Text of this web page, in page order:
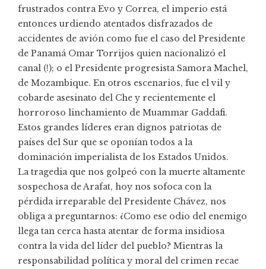
frustrados contra Evo y Correa, el imperio está
entonces urdiendo atentados disfrazados de
accidentes de avión como fue el caso del Presidente
de Panamá Omar Torrijos quien nacionalizó el
canal (!); o el Presidente progresista Samora Machel,
de Mozambique. En otros escenarios, fue el vil y
cobarde asesinato del Che y recientemente el
horroroso linchamiento de Muammar Gaddafi.
Estos grandes líderes eran dignos patriotas de
países del Sur que se oponían todos a la
dominación imperialista de los Estados Unidos.
La tragedia que nos golpeó con la muerte altamente
sospechosa de Arafat, hoy nos sofoca con la
pérdida irreparable del Presidente Chávez, nos
obliga a preguntarnos: ¿Como ese odio del enemigo
llega tan cerca hasta atentar de forma insidiosa
contra la vida del líder del pueblo? Mientras la
responsabilidad política y moral del crimen recae